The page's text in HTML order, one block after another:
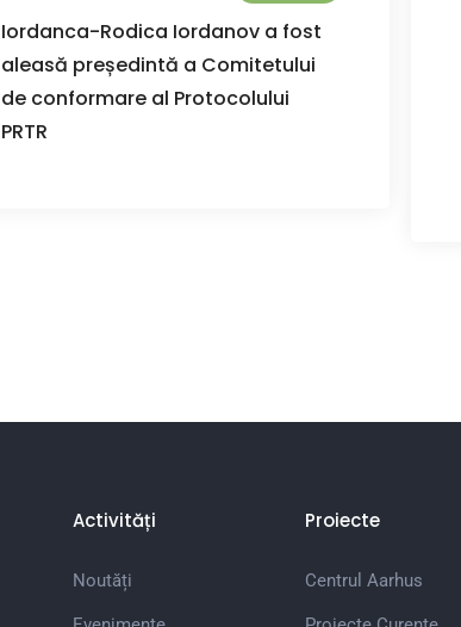
Iordanca-Rodica Iordanov a fost
aleasă președintă a Comitetului
de conformare al Protocolului
PRTR
Activități
Noutăți
Proiecte
Centrul Aarhus